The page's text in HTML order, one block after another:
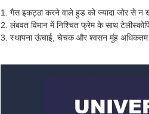
1. गैस इकट्ठा करने वाले हुड को ज्यादा जोर से न
2. लंबवत विमान में निश्चित फ्रेम के साथ
3. स्थापना ऊंचाई, चेचक और श्वसन मुंह अधिकतम